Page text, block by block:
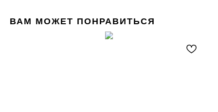
ВАМ МОЖЕТ ПОНРАВИТЬСЯ